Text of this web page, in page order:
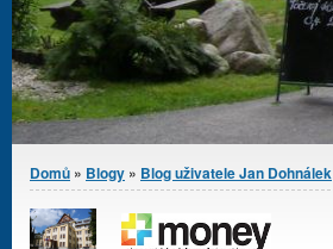
Jste zde
Domů » Blogy » Blog uživatele Jan Dohnálek